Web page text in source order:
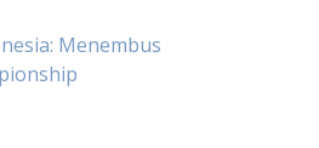
Menembus